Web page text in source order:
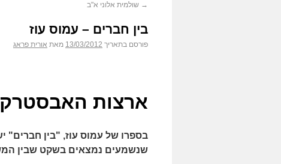
→ שולמית אלוני א"ב
בין חברים – עמוס עוז
פורסם בתאריך 13/03/2012 מאת אורית פראג
ארצות
בספרו של עמוס עוז, "בין חברים"
שנשמעים נמצאים בשקט שבין